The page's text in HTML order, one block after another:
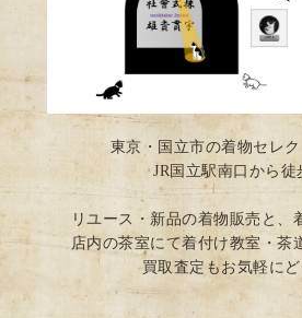
東京・国立市の着物セレ
JR国立駅南口から徒
リユース・新品の着物販売と、
店内の茶室にて着付け教室・茶
買取査定もお気軽にど